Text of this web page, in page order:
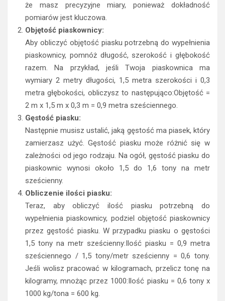
że masz precyzyjne miary, ponieważ dokładność
pomiarów jest kluczowa.
Objętość piaskownicy:
Aby obliczyć objętość piasku potrzebną do wypełnienia
piaskownicy, pomnóż długość, szerokość i głębokość
razem. Na przykład, jeśli Twoja piaskownica ma
wymiary 2 metry długości, 1,5 metra szerokości i 0,3
metra głębokości, obliczysz to następująco:Objętość =
2 m x 1,5 m x 0,3 m = 0,9 metra sześciennego.
Gęstość piasku:
Następnie musisz ustalić, jaką gęstość ma piasek, który
zamierzasz użyć. Gęstość piasku może różnić się w
zależności od jego rodzaju. Na ogół, gęstość piasku do
piaskownic wynosi około 1,5 do 1,6 tony na metr
sześcienny.
Obliczenie ilości piasku:
Teraz, aby obliczyć ilość piasku potrzebną do
wypełnienia piaskownicy, podziel objętość piaskownicy
przez gęstość piasku. W przypadku piasku o gęstości
1,5 tony na metr sześcienny:Ilość piasku = 0,9 metra
sześciennego / 1,5 tony/metr sześcienny = 0,6 tony.
Jeśli wolisz pracować w kilogramach, przelicz tonę na
kilogramy, mnożąc przez 1000:Ilość piasku = 0,6 tony x
1000 kg/tona = 600 kg.